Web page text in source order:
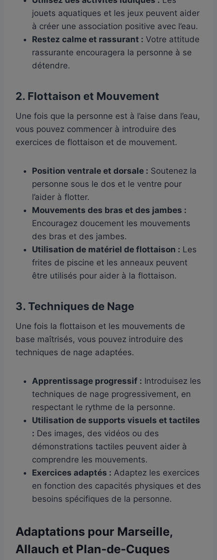
jouets aquatiques et les jeux peuvent aider
à créer une association positive avec l’eau.
Restez calme et rassurant : Votre attitude
rassurante encouragera la personne à se
détendre.
2. Flottaison et Mouvement
Une fois que la personne est à l’aise dans l’eau,
vous pouvez commencer à introduire des
exercices de flottaison et de mouvement.
Position ventrale et dorsale : Soutenez la
personne sous le dos et le ventre pour
l’aider à flotter.
Mouvements des bras et des jambes :
Encouragez doucement les mouvements
des bras et des jambes.
Utilisation de matériel de flottaison : Les
frites de piscine et les anneaux peuvent
être utilisés pour aider à la flottaison.
3. Techniques de Nage
Une fois la flottaison et les mouvements de
base maîtrisés, vous pouvez introduire des
techniques de nage adaptées.
Apprentissage progressif : Introduisez les
techniques de nage progressivement, en
respectant le rythme de la personne.
Utilisation de supports visuels et tactiles
: Des images, des vidéos ou des
démonstrations tactiles peuvent aider à
comprendre les mouvements.
Exercices adaptés : Adaptez les exercices
en fonction des capacités physiques et des
besoins spécifiques de la personne.
Adaptations pour Marseille,
Allauch et Plan-de-Cuques